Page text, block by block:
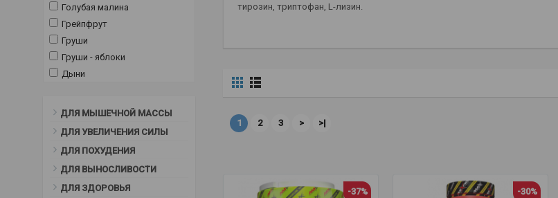
Голубая малина
Грейпфрут
Груши
Груши - яблоки
Дыни
Ежевика
Жевательная резинка
Зеленое яблоко
Кислое зеленое яблоко
кислый арбуз
ДЛЯ МЫШЕЧНОЙ МАССЫ
ДЛЯ УВЕЛИЧЕНИЯ СИЛЫ
ДЛЯ ПОХУДЕНИЯ
ДЛЯ ВЫНОСЛИВОСТИ
ДЛЯ ЗДОРОВЬЯ
тирозин, триптофан, L-лизин.
1 2 3 > >|
-37% -30%